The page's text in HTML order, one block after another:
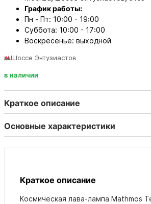
График работы:
Пн - Пт: 10:00 - 19:00
Суббота: 10:00 - 17:00
Воскресенье: выходной
м.Шоссе Энтузиастов
в наличии
Краткое описание
Основные характеристики
Краткое описание
Космическая лава-лампа Mathmos